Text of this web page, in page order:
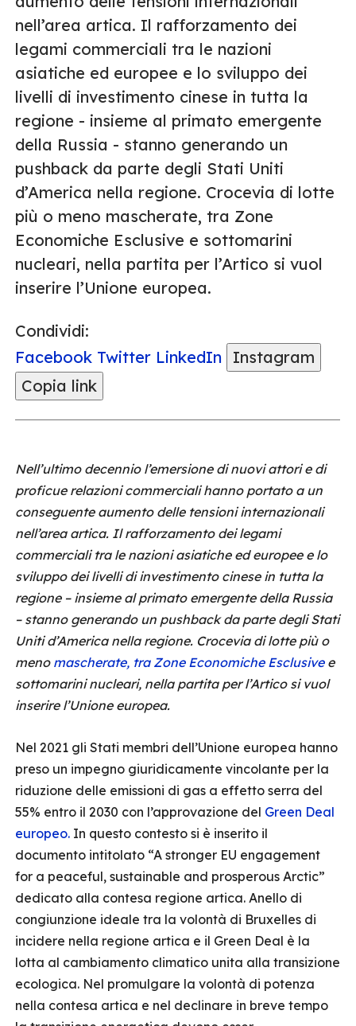
nell’area artica. Il rafforzamento dei
legami commerciali tra le nazioni
asiatiche ed europee e lo sviluppo dei
livelli di investimento cinese in tutta la
regione - insieme al primato emergente
della Russia - stanno generando un
pushback da parte degli Stati Uniti
d’America nella regione. Crocevia di lotte
più o meno mascherate, tra Zone
Economiche Esclusive e sottomarini
nucleari, nella partita per l’Artico si vuol
inserire l’Unione europea.
Condividi:
Facebook Twitter LinkedIn
Instagram
Copia link
Nell’ultimo decennio l’emersione di nuovi attori e di
proficue relazioni commerciali hanno portato a un
conseguente aumento delle tensioni internazionali
nell’area artica. Il rafforzamento dei legami
commerciali tra le nazioni asiatiche ed europee e lo
sviluppo dei livelli di investimento cinese in tutta la
regione – insieme al primato emergente della Russia
– stanno generando un pushback da parte degli Stati
Uniti d’America nella regione. Crocevia di lotte più o
meno mascherate, tra Zone Economiche Esclusivee
sottomarini nucleari, nella partita per l’Artico si vuol
inserire l’Unione europea.
Nel 2021 gli Stati membri dell’Unione europea hanno
preso un impegno giuridicamente vincolante per la
riduzione delle emissioni di gas a effetto serra del
55% entro il 2030 con l’approvazione del Green Deal
europeo. In questo contesto si è inserito il
documento intitolato “A stronger EU engagement
for a peaceful, sustainable and prosperous Arctic”
dedicato alla contesa regione artica. Anello di
congiunzione ideale tra la volontà di Bruxelles di
incidere nella regione artica e il Green Deal è la
lotta al cambiamento climatico unita alla transizione
ecologica. Nel promulgare la volontà di potenza
nella contesa artica e nel declinare in breve tempo